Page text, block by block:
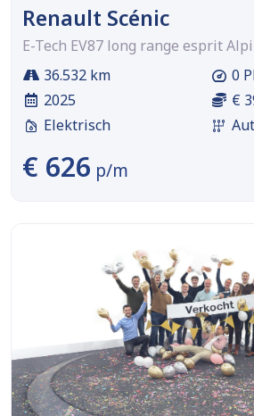
Renault Scénic
E-Tech EV87 long range esprit
36.532 km
2025
Elektrisch
0
€
€ 626 p/m